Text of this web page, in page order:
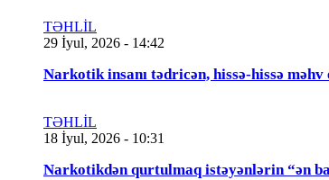
TƏHLİL
29 İyul, 2026 - 14:42
Narkotik insanı tədricən, hissə-hissə
TƏHLİL
18 İyul, 2026 - 10:31
Narkotikdən qurtulmaq istəyənlərin “ən